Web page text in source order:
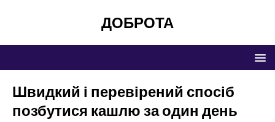
ДОБРОТА
Швидкий і перевірений спосіб
позбутися кашлю за один день